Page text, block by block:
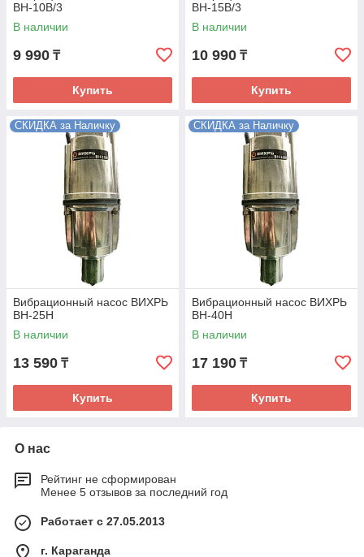
ВН-10В/3
В наличии
9 990 ₸
Купить
ВН-15В/3
В наличии
10 990 ₸
Купить
СКИДКА за Наличку
Вибрационный насос ВИХРЬ
ВН-25Н
В наличии
13 590 ₸
Купить
СКИДКА за Наличку
Вибрационный насос ВИХРЬ
ВН-40Н
В наличии
17 190 ₸
Купить
О нас
Рейтинг не сформирован
Менее 5 отзывов за последний год
Работает с 27.05.2013
г. Караганда